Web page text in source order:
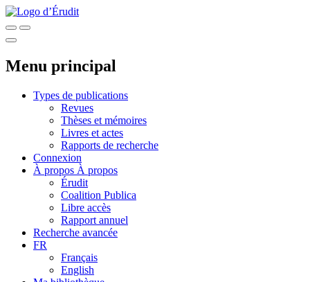
Menu principal
Types de publications
Revues
Thèses et mémoires
Livres et actes
Rapports de recherche
Connexion
À propos À propos
Érudit
Coalition Publica
Libre accès
Rapport annuel
Recherche avancée
FR
Français
English